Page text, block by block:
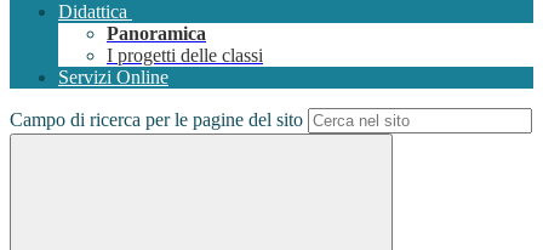
Didattica
Panoramica
I progetti delle classi
Servizi Online
Campo di ricerca per le pagine del sito